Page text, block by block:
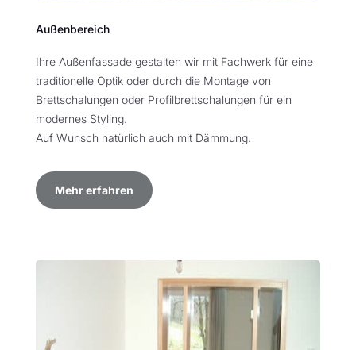
Außenbereich
Ihre Außenfassade gestalten wir mit Fachwerk für eine
traditionelle Optik oder durch die Montage von
Brettschalungen oder Profilbrettschalungen für ein
modernes Styling.
Auf Wunsch natürlich auch mit Dämmung.
Mehr erfahren